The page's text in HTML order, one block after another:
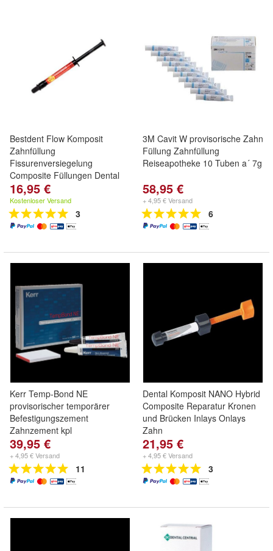
Bestdent Flow Komposit
Zahnfüllung
Fissurenversiegelung
Composite Füllungen Dental
16,95 €
Kostenloser Versand
3
3M Cavit W provisorische Zahn
Füllung Zahnfüllung
Reiseapotheke 10 Tuben a´ 7g
58,95 €
+ 4,95 € Versand
6
Kerr Temp-Bond NE
provisorischer temporärer
Befestigungszement
Zahnzement kpl
39,95 €
+ 4,95 € Versand
11
Dental Komposit NANO Hybrid
Composite Reparatur Kronen
und Brücken Inlays Onlays
Zahn
21,95 €
+ 4,95 € Versand
3